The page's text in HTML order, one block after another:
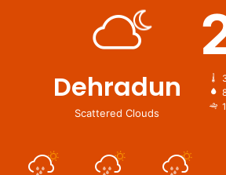
Dehradun
Scattered Clouds